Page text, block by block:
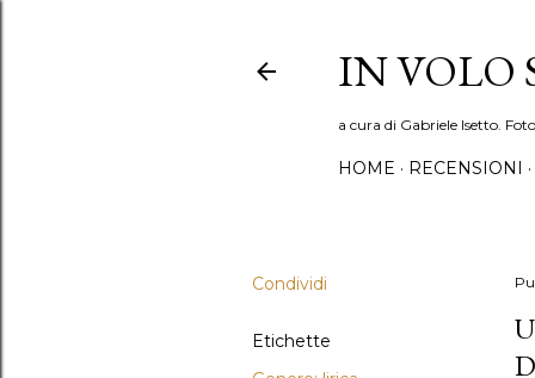
IN VOLO
a cura di Gabriele Isetto.
HOME RECENSIONI
Condividi
Etichette